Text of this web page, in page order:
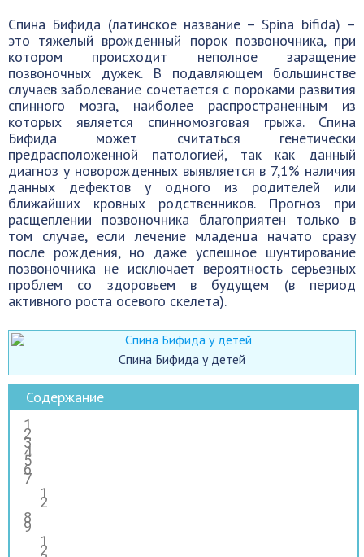
Спина Бифида (латинское название – Spina bifida) –
это тяжелый врожденный порок позвоночника, при
котором происходит неполное заращение
позвоночных дужек. В подавляющем большинстве
случаев заболевание сочетается с пороками развития
спинного мозга, наиболее распространенным из
которых является спинномозговая грыжа. Спина
Бифида может считаться генетически
предрасположенной патологией, так как данный
диагноз у новорожденных выявляется в 7,1% наличия
данных дефектов у одного из родителей или
ближайших кровных родственников. Прогноз при
расщеплении позвоночника благоприятен только в
том случае, если лечение младенца начато сразу
после рождения, но даже успешное шунтирование
позвоночника не исключает вероятность серьезных
проблем со здоровьем в будущем (в период
активного роста осевого скелета).
Спина Бифида у детей
Содержание